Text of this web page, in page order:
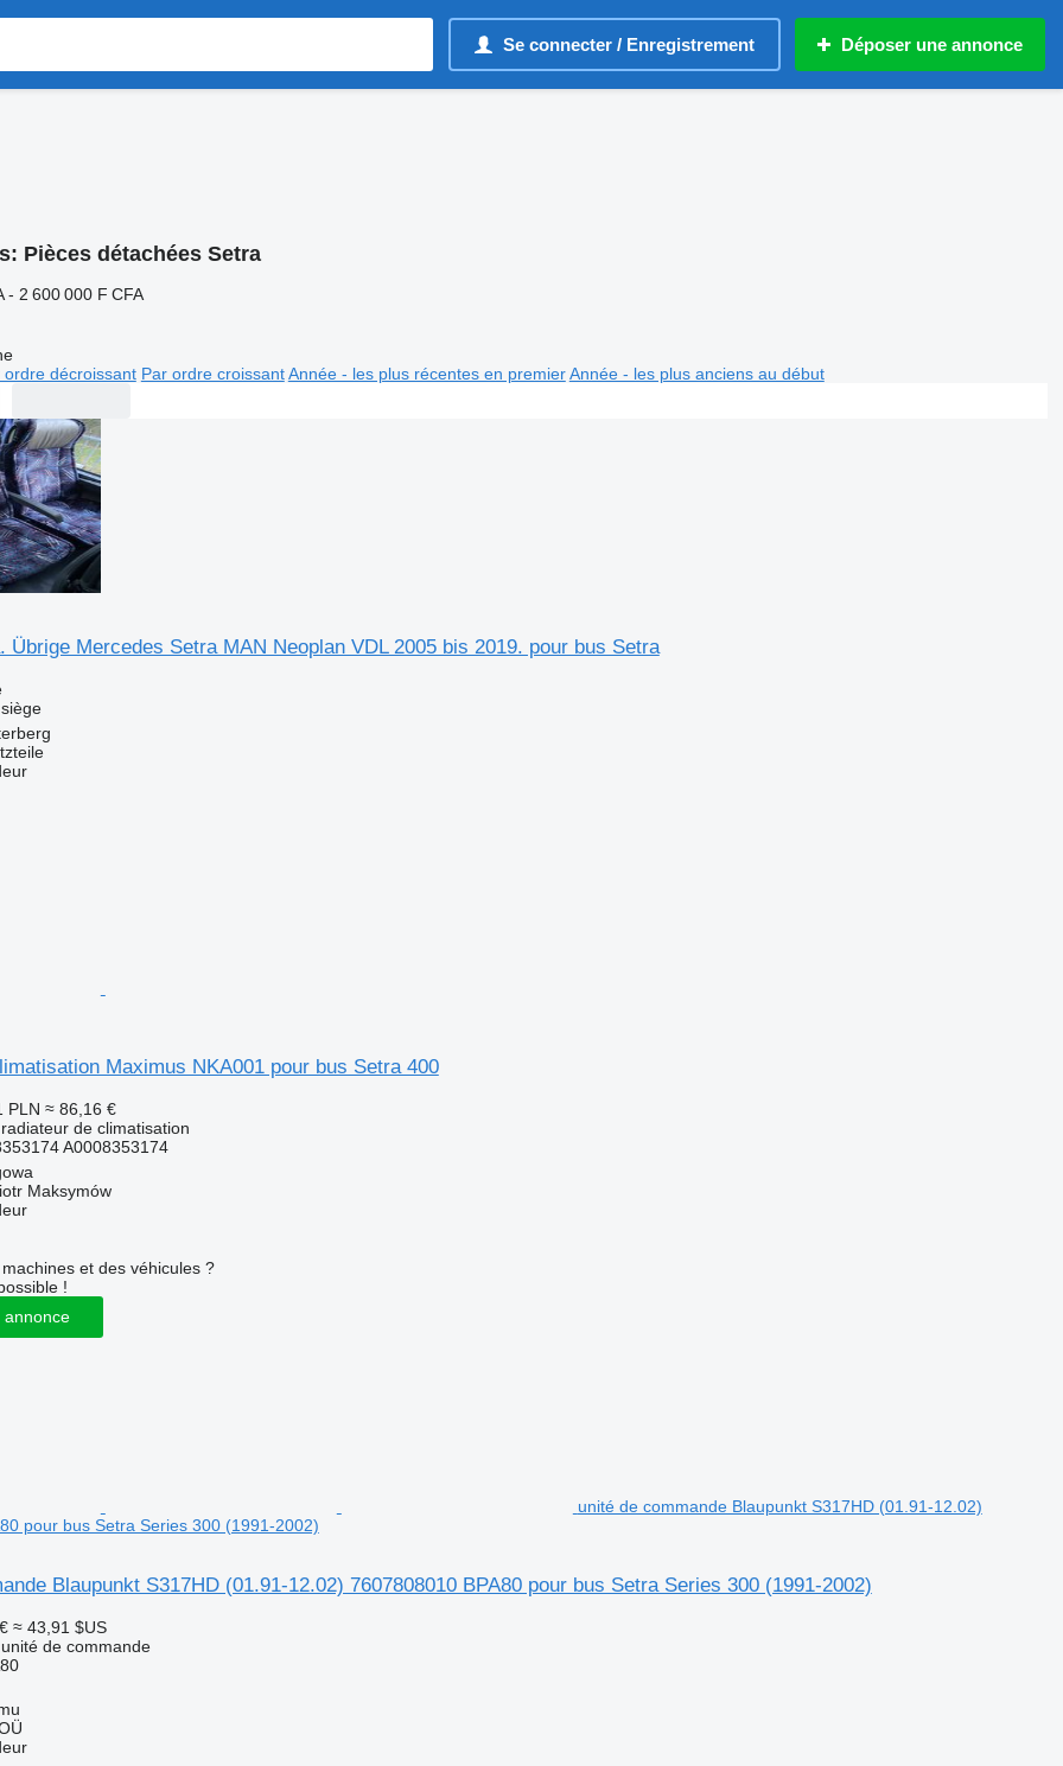
Se connecter / Enregistrement Déposer une annonce
Pièces détachées Setra
- 2 600 000 F CFA
ordre décroissant Par ordre croissant Année - les plus récentes en premier Année - les plus anciens au début
Übrige Mercedes Setra MAN Neoplan VDL 2005 bis 2019. pour bus Setra
Maximus NKA001 pour bus Setra 400
PLN ≈ 86,16 €
de climatisation
A0008353174
Maksymów
et des véhicules ?
!
annonce
unité de commande Blaupunkt S317HD (01.91-12.02)
pour bus Setra Series 300 (1991-2002)
Blaupunkt S317HD (01.91-12.02) 7607808010 BPA80 pour bus Setra Series 300 (1991-2002)
≈ 43,91 $US
de commande